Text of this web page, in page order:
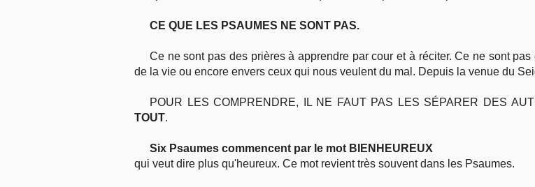
Mariage, famille
Sujets de A à Z
CE QUE LES PSAUMES NE SONT PAS.
Ce ne sont pas des prières à apprendre par cour et à réciter. Ce ne sont
de la vie ou encore envers ceux qui nous veulent du mal. Depuis la venue du
POUR LES COMPRENDRE, IL NE FAUT PAS LES SÉPARER DES
TOUT.
Six Psaumes commencent par le mot BIENHEUREUX
qui veut dire plus qu'heureux. Ce mot revient très souvent dans les Psaumes.